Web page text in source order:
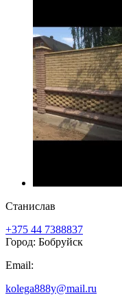
Станислав
+375 44 7388837
Город: Бобруйск
Email:
kolega888y@mail.ru